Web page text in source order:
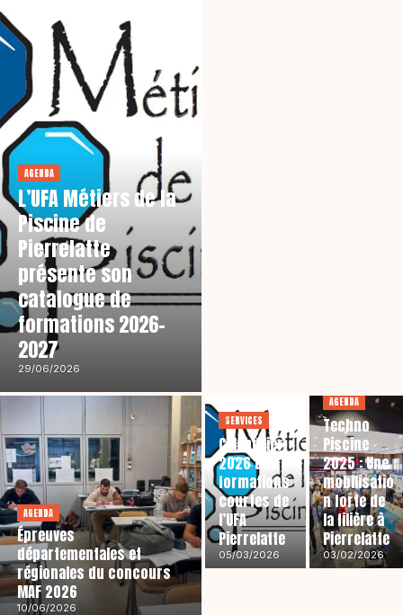
AGENDA
L’UFA Métiers de la
Piscine de
Pierrelatte
présente son
catalogue de
formations 2026-
2027
29/06/2026
AGENDA
Épreuves
départementales et
régionales du concours
MAF 2026
10/06/2026
SERVICES
Calendrier
2026 des
formations
courtes de
l’UFA
Pierrelatte
05/03/2026
AGENDA
Techno
Piscine
2025 : Une
mobilisatio
n forte de
la filière à
Pierrelatte
03/02/2026